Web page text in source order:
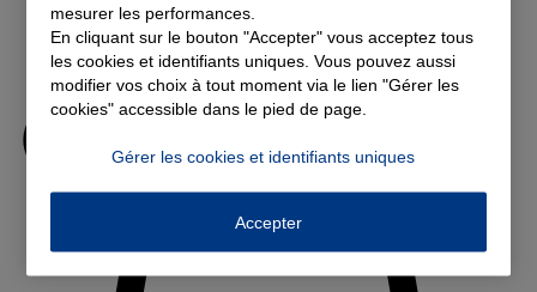
mesurer les performances.
En cliquant sur le bouton "Accepter" vous acceptez tous
les cookies et identifiants uniques. Vous pouvez aussi
modifier vos choix à tout moment via le lien "Gérer les
cookies" accessible dans le pied de page.
Gérer les cookies et identifiants uniques
Accepter